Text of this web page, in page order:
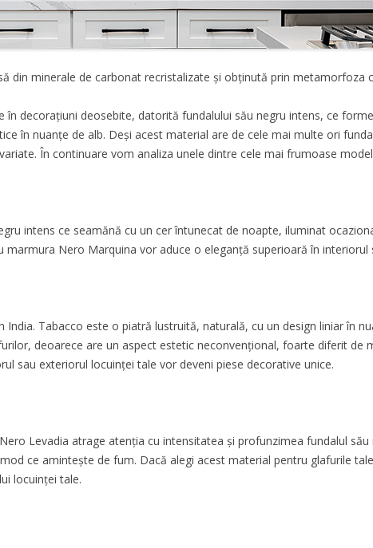
din minerale de carbonat recristalizate și obținută prin metamorfoza
decorațiuni deosebite, datorită fundalului său negru intens, ce
în nuanțe de alb. Deși acest material are de cele mai multe ori
În continuare vom analiza unele dintre cele mai frumoase
intens ce seamănă cu un cer întunecat de noapte, iluminat
marmura Nero Marquina vor aduce o eleganță superioară în interiorul
Tabacco este o piatră lustruită, naturală, cu un design liniar în
deoarece are un aspect estetic neconvențional, foarte diferit de
sau exteriorul locuinței tale vor deveni piese decorative unice.
Levadia atrage atenția cu intensitatea și profunzimea fundalul
ce amintește de fum. Dacă alegi acest material pentru glafurile
locuinței tale.